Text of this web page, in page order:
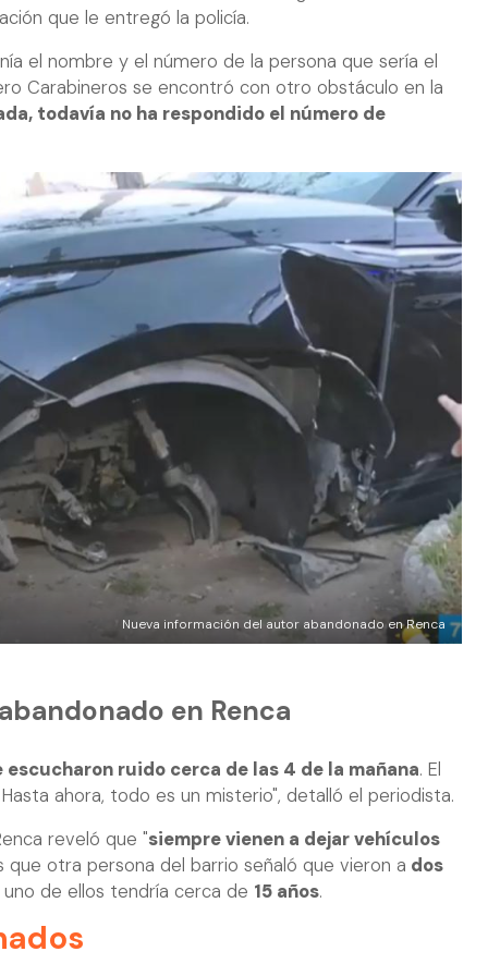
que le entregó la policía.
el nombre y el número de la persona que sería el
Carabineros se encontró con otro obstáculo en la
todavía no ha respondido el número de
Nueva información del autor abandonado en Renca
en Renca
escucharon ruido cerca de las 4 de la mañana. El
ahora, todo es un misterio", detalló el periodista.
reveló que "siempre vienen a dejar vehículos
que otra persona del barrio señaló que vieron a dos
uno de ellos tendría cerca de 15 años.